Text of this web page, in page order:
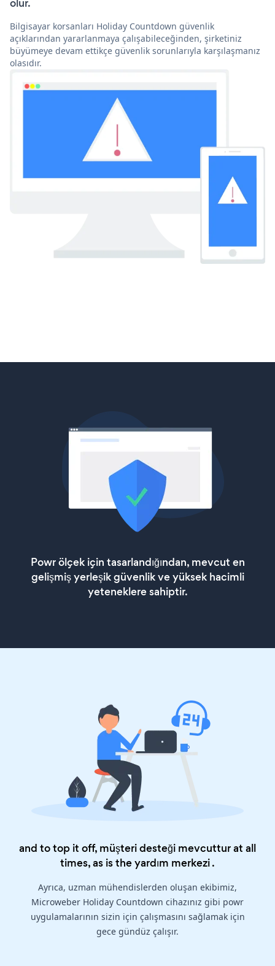
Bilgisayar korsanları Holiday Countdown güvenlik
açıklarından yararlanmaya çalışabileceğinden, şirketiniz
büyümeye devam ettikçe güvenlik sorunlarıyla karşılaşmanız
olasıdır.
Powr ölçek için tasarlandığından, mevcut en
gelişmiş yerleşik güvenlik ve yüksek hacimli
yeteneklere sahiptir.
and to top it off, müşteri desteği mevcuttur at all
times, as is theyardım merkezi.
Ayrıca, uzman mühendislerden oluşan ekibimiz,
Microweber Holiday Countdown cihazınız gibi powr
uygulamalarının sizin için çalışmasını sağlamak için
gece gündüz çalışır.